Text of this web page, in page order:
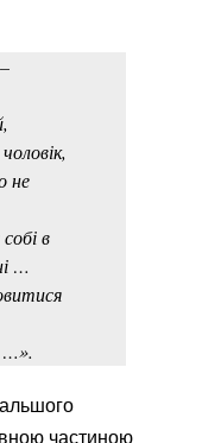
не
в
…
…».
частиною